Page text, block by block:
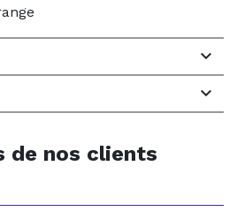


de nos clients